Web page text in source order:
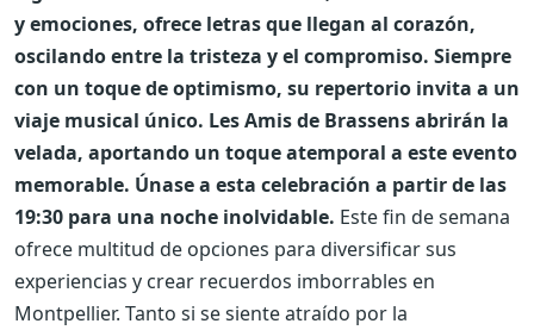
y emociones, ofrece letras que llegan al corazón,
oscilando entre la tristeza y el compromiso. Siempre
con un toque de optimismo, su repertorio invita a un
viaje musical único. Les Amis de Brassens abrirán la
velada, aportando un toque atemporal a este evento
memorable. Únase a esta celebración a partir de las
19:30 para una noche inolvidable. Este fin de semana
ofrece multitud de opciones para diversificar sus
experiencias y crear recuerdos imborrables en
Montpellier. Tanto si se siente atraído por la